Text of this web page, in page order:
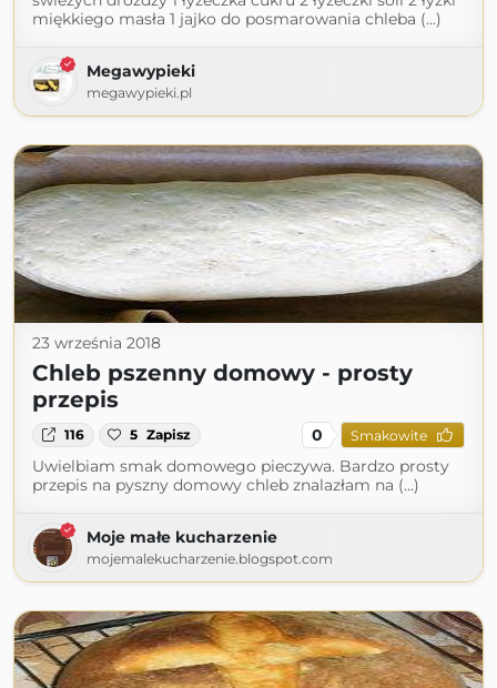
miękkiego masła 1 jajko do posmarowania chleba (...)
Megawypieki
megawypieki.pl
23 września 2018
Chleb pszenny domowy - prosty
przepis
116 5 Zapisz 0 Smakowite
Uwielbiam smak domowego pieczywa. Bardzo prosty
przepis na pyszny domowy chleb znalazłam na (...)
Moje małe kucharzenie
mojemalekucharzenie.blogspot.com